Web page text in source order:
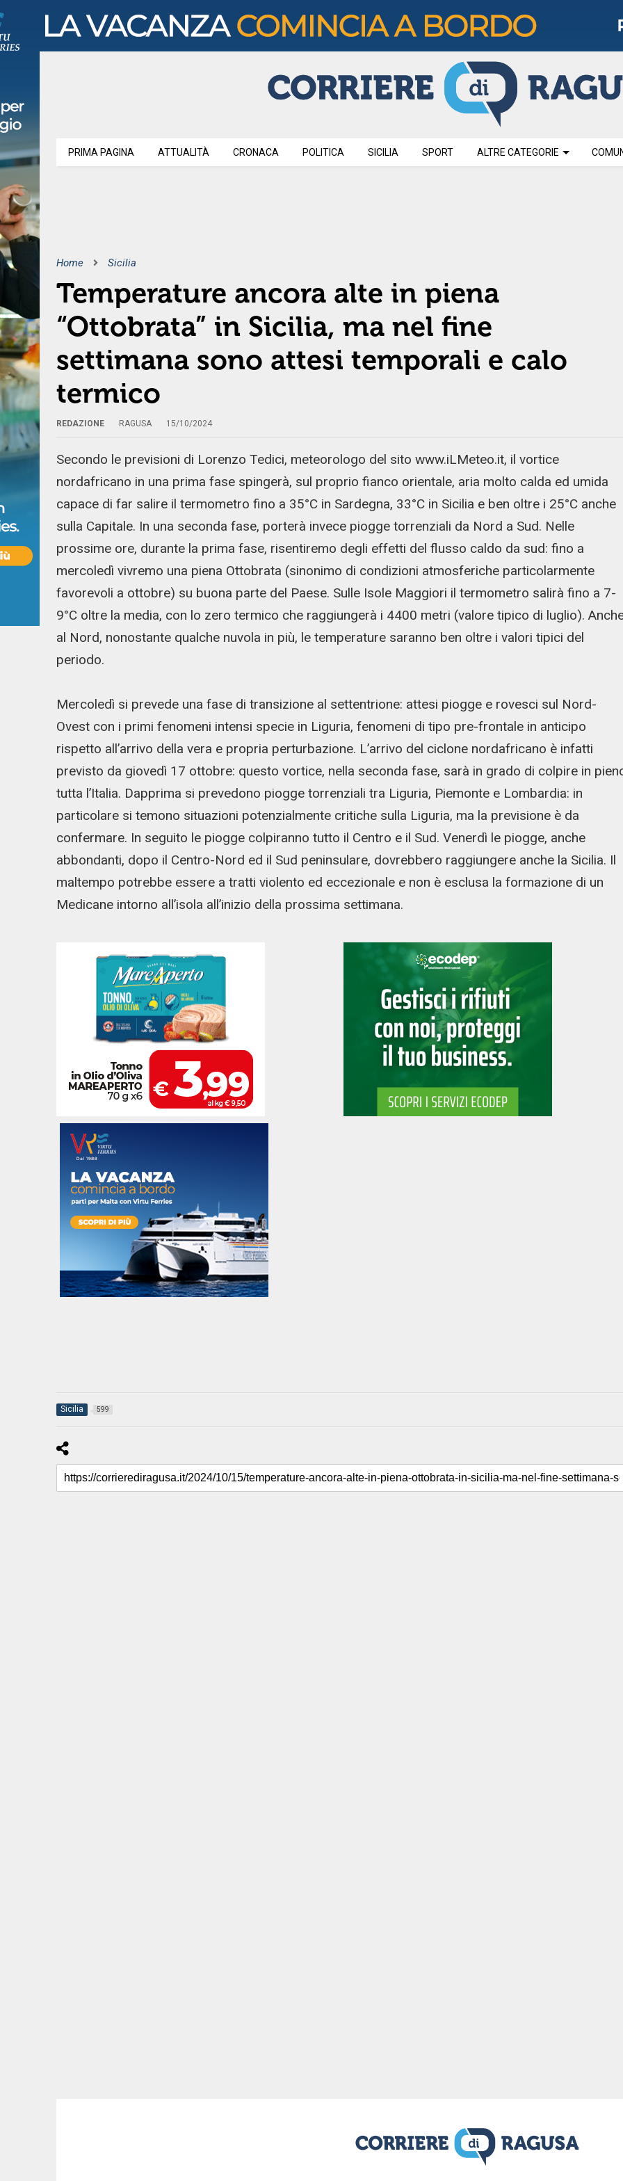
PRIMA PAGINA ATTUALITÀ CRONACA POLITICA SICILIA SPORT ALTRE CATEGORIE
Home Sicilia
Temperature ancora alte in piena
“Ottobrata” in Sicilia, ma nel fine
settimana sono attesi temporali e calo
termico
REDAZIONE RAGUSA 15/10/2024
Secondo le previsioni di Lorenzo Tedici, meteorologo del sito www.iLMeteo.it, il vortice
nordafricano in una prima fase spingerà, sul proprio fianco orientale, aria molto calda ed umida
capace di far salire il termometro fino a 35°C in Sardegna, 33°C in Sicilia e ben oltre i 25°C anche
sulla Capitale. In una seconda fase, porterà invece piogge torrenziali da Nord a Sud. Nelle
prossime ore, durante la prima fase, risentiremo degli effetti del flusso caldo da sud: fino a
mercoledì vivremo una piena Ottobrata (sinonimo di condizioni atmosferiche particolarmente
favorevoli a ottobre) su buona parte del Paese. Sulle Isole Maggiori il termometro salirà fino a 7-
9°C oltre la media, con lo zero termico che raggiungerà i 4400 metri (valore tipico di luglio).
al Nord, nonostante qualche nuvola in più, le temperature saranno ben oltre i valori tipici del
periodo.
Mercoledì si prevede una fase di transizione al settentrione: attesi piogge e rovesci sul Nord-
Ovest con i primi fenomeni intensi specie in Liguria, fenomeni di tipo pre-frontale in anticipo
rispetto all’arrivo della vera e propria perturbazione. L’arrivo del ciclone nordafricano è infatti
previsto da giovedì 17 ottobre: questo vortice, nella seconda fase, sarà in grado di colpire in
tutta l’Italia. Dapprima si prevedono piogge torrenziali tra Liguria, Piemonte e Lombardia: in
particolare si temono situazioni potenzialmente critiche sulla Liguria, ma la previsione è da
confermare. In seguito le piogge colpiranno tutto il Centro e il Sud. Venerdì le piogge, anche
abbondanti, dopo il Centro-Nord ed il Sud peninsulare, dovrebbero raggiungere anche la Sicilia. Il
maltempo potrebbe essere a tratti violento ed eccezionale e non è esclusa la formazione di un
Medicane intorno all’isola all’inizio della prossima settimana.
Sicilia 599